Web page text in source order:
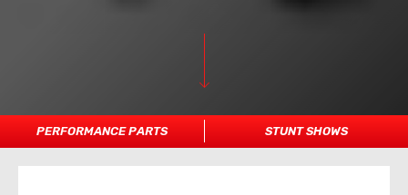
PERFORMANCE PARTS STUNT SHOWS